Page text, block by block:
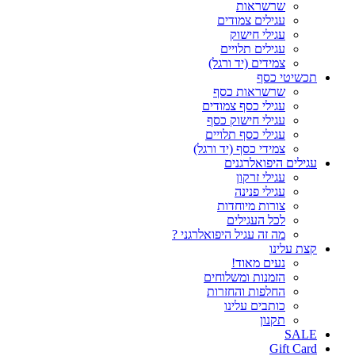
שרשראות
עגילים צמודים
עגילי חישוק
עגילים תלויים
צמידים (יד ורגל)
תכשיטי כסף
שרשראות כסף
עגילי כסף צמודים
עגילי חישוק כסף
עגילי כסף תלויים
צמידי כסף (יד ורגל)
עגילים היפואלרגנים
עגילי זרקון
עגילי פנינה
צורות מיוחדות
לכל העגילים
מה זה עגיל היפואלרגני ?
קצת עלינו
נעים מאוד!
הזמנות ומשלוחים
החלפות והחזרות
כותבים עלינו
תקנון
SALE
Gift Card